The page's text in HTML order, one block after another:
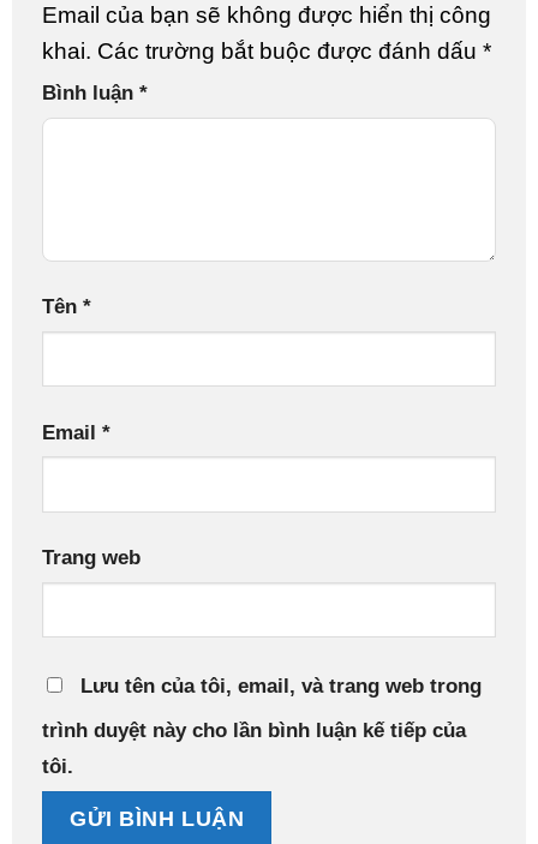
Email của bạn sẽ không được hiển thị công
khai. Các trường bắt buộc được đánh dấu *
Bình luận *
Tên *
Email *
Trang web
Lưu tên của tôi, email, và trang web trong
trình duyệt này cho lần bình luận kế tiếp của
tôi.